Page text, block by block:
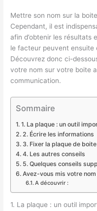
Mettre son nom sur la
Cependant, il est
afin d’obtenir les résultats
le facteur peuvent ensuite
Découvrez donc ci-
votre nom sur votre boite
communication.
Sommaire
1. La plaque : un outil
2. Écrire les informations
3. Fixer la plaque de
4. Les autres conseils
5. Quelques conseils
Avez-vous mis votre
A découvrir :
1. La plaque : un outil